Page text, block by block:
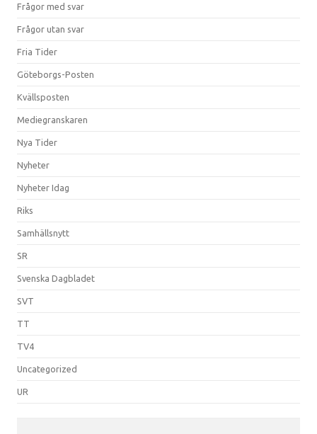
Frågor med svar
Frågor utan svar
Fria Tider
Göteborgs-Posten
Kvällsposten
Mediegranskaren
Nya Tider
Nyheter
Nyheter Idag
Riks
Samhällsnytt
SR
Svenska Dagbladet
SVT
TT
TV4
Uncategorized
UR